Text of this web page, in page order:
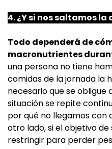
4. ¿Y si nos saltamos la
Todo dependerá de
macronutrientes
una persona no tiene
comidas de la jornada la
necesario que se obligue
situación se repite
por qué no llegamos con
otro lado, si el objetivo
restringir para perder